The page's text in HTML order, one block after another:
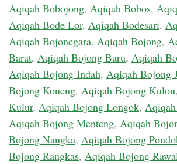
Aqiqah Bobojong, Aqiqah Bobos,
Aqiqah Bode Lor, Aqiqah Bodesari,
Aqiqah Bojonegara, Aqiqah Bojong,
Barat, Aqiqah Bojong Baru, Aqiqah
Aqiqah Bojong Indah, Aqiqah Bojong
Bojong Koneng, Aqiqah Bojong Kulon,
Kulur, Aqiqah Bojong Longok,
Aqiqah Bojong Menteng, Aqiqah
Bojong Nangka, Aqiqah Bojong
Bojong Rangkas, Aqiqah Bojong